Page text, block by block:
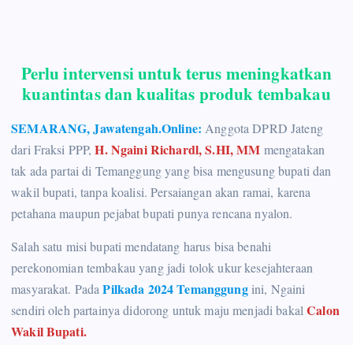
Perlu intervensi untuk terus meningkatkan
kuantintas dan kualitas produk tembakau
SEMARANG, Jawatengah.Online: Anggota DPRD Jateng
dari Fraksi PPP,H. Ngaini Richardl, S.HI, MM mengatakan
tak ada partai di Temanggung yang bisa mengusung bupati dan
wakil bupati, tanpa koalisi. Persaiangan akan ramai, karena
petahana maupun pejabat bupati punya rencana nyalon.
Salah satu misi bupati mendatang harus bisa benahi
perekonomian tembakau yang jadi tolok ukur kesejahteraan
masyarakat. PadaPilkada 2024 Temanggungini, Ngaini
sendiri oleh partainya didorong untuk maju menjadi bakalCalon
Wakil Bupati.